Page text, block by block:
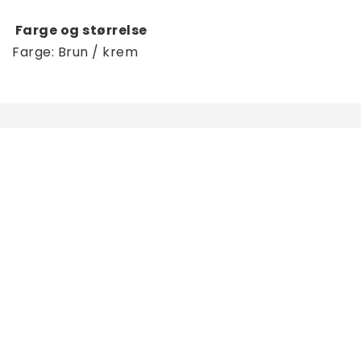
Farge og størrelse
Farge: Brun / krem